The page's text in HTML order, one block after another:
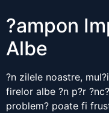
?ampon
Albe
?n zilele noastre,
firelor albe ?n p?r
problem? poate fi